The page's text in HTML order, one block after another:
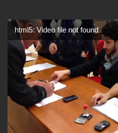
html5: Video file not found